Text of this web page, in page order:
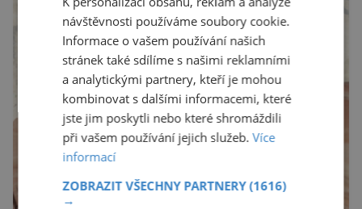
je mnoho živočichů a především […]
návštěvnosti používáme soubory cookie.
Informace o vašem používání našich
stránek také sdílíme s našimi reklamními
a analytickými partnery, kteří je mohou
kombinovat s dalšími informacemi, které
jste jim poskytli nebo které shromáždili
při vašem používání jejich služeb.Více
informací
ZOBRAZIT VŠECHNY PARTNERY(1616)
→